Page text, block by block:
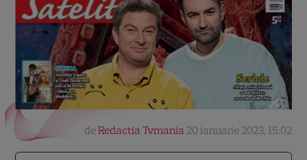
deRedactia Tvmania 20 ianuarie 2023, 15:02